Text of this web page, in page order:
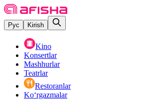
Рус Kirish
Kino
Konsertlar
Mashhurlar
Teatrlar
Restoranlar
Ko‘rgazmalar